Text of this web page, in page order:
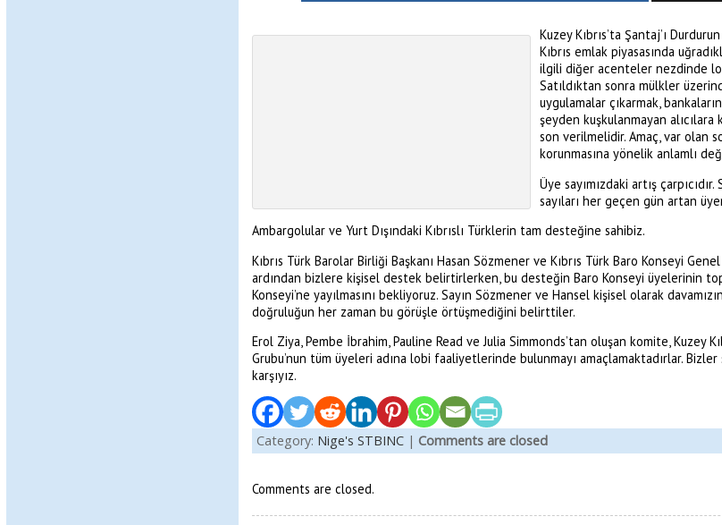
Kuzey Kıbrıs’ta Şantaj’ı
Kıbrıs emlak piyasasında
ilgili diğer acenteler nezdinde
Satıldıktan sonra mülkler
uygulamalar çıkarmak,
şeyden kuşkulanmayan alıcılara
son verilmelidir. Amaç, var olan
korunmasına yönelik anlamlı
Üye sayımızdaki artış
sayıları her geçen gün artan
Ambargolular ve Yurt Dışındaki Kıbrıslı Türklerin tam desteğine sahibiz.
Kıbrıs Türk Barolar Birliği Başkanı Hasan Sözmener ve Kıbrıs Türk Baro Konseyi
ardından bizlere kişisel destek belirtirlerken, bu desteğin Baro Konseyi üyelerinin
Konseyi’ne yayılmasını bekliyoruz. Sayın Sözmener ve Hansel kişisel olarak
doğruluğun her zaman bu görüşle örtüşmediğini belirttiler.
Erol Ziya, Pembe İbrahim, Pauline Read ve Julia Simmonds’tan oluşan komite, Kuzey
Grubu’nun tüm üyeleri adına lobi faaliyetlerinde bulunmayı amaçlamaktadırlar. Bizler
karşıyız.
Category: Nige's STBINC| Comments are closed
Comments are closed.